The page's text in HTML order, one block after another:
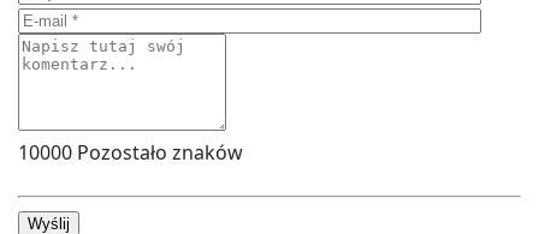
10000 Pozostało znaków
Wyślij